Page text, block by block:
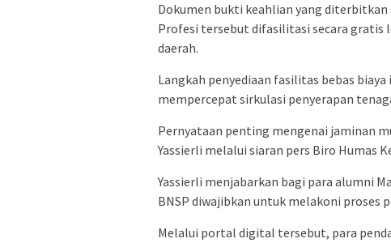
Dokumen bukti keahlian yang
Profesi tersebut difasilitasi secara gratis
daerah.
Langkah penyediaan fasilitas bebas
mempercepat sirkulasi penyerapan
Pernyataan penting mengenai jaminan
Yassierli melalui siaran pers Biro Humas
Yassierli menjabarkan bagi para alumni
BNSP diwajibkan untuk melakoni proses
Melalui portal digital tersebut, para